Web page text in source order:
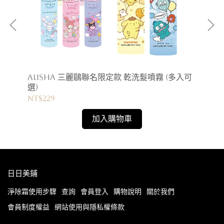
AliSHA 三麗鷗聯名限定款 乾洗髮噴霧 (多入可
選)
NT$229
加入購物車
日日美鋪
淨除霜使用步驟 查詢 會員登入 購物說明
關於我們
會員制度權益
網站使用與隱私權條款